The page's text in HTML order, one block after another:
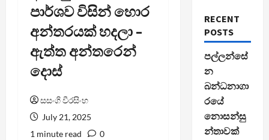
පාර්ශව විසින් හොර
අන්තරයක් හදලා –
ඇත්ත අන්තරෙන්
දොස්
සසංගි වීරසිංහ
July 21, 2025
1 minute read
0
RECENT
POSTS
පල්ලන්සේ
න
බන්ධනාගා
රයේ
නොසන්සු
න්තාවක්